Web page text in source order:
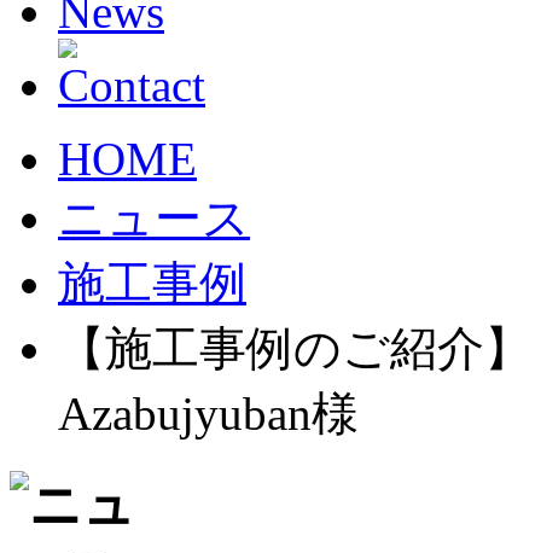
HOME
ニュース
施工事例
【施工事例のご紹
Azabujyuban様